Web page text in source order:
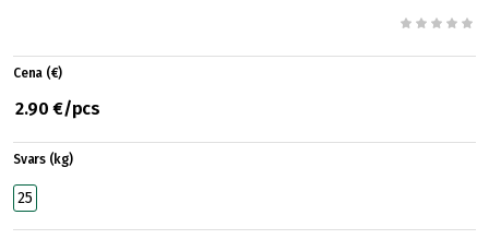
Cena (€)
2.90 €/pcs
Svars (kg)
25